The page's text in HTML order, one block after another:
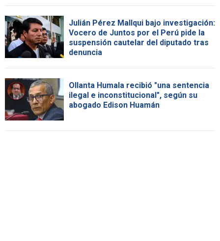
Julián Pérez Mallqui bajo investigación:
Vocero de Juntos por el Perú pide la
suspensión cautelar del diputado tras
denuncia
Ollanta Humala recibió "una sentencia
ilegal e inconstitucional", según su
abogado Edison Huamán